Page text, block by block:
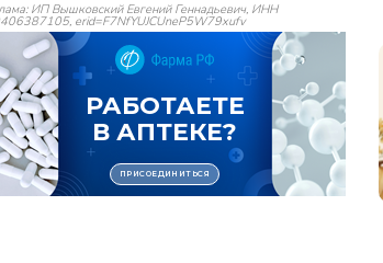
ИП Вышковский Евгений Геннадьевич, ИНН
erid=F7NfYUJCUneP5W79xufv